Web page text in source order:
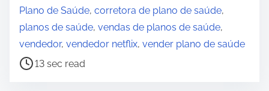
Plano de Saúde, corretora de plano de saúde,
planos de saúde, vendas de planos de saúde,
vendedor, vendedor netflix, vender plano de saúde
o
s
t
r
13 sec read